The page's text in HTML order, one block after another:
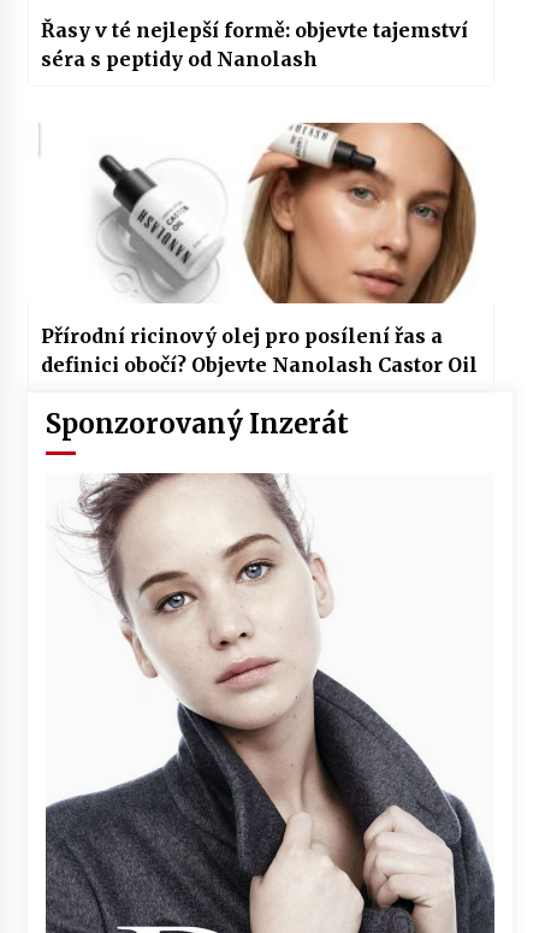
Řasy v té nejlepší formě: objevte tajemství
séra s peptidy od Nanolash
Přírodní ricinový olej pro posílení řas a
definici obočí? Objevte Nanolash Castor Oil
Sponzorovaný Inzerát